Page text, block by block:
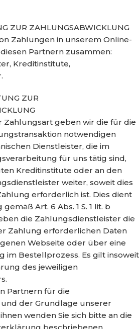
ZUR ZAHLUNGSABWICKLUNG
Zahlungen in unserem Online-
Partnern zusammen:
Kreditinstitute,
ZUR
Zahlungsart geben wir die für die
notwendigen
Dienstleister, die im
für uns tätig sind,
Kreditinstitute oder an den
weiter, soweit dies
erforderlich ist. Dies dient
Art. 6 Abs. 1 S. 1 lit. b
die Zahlungsdienstleister die
Zahlung erforderlichen Daten
Webseite oder über eine
im Bestellprozess. Es gilt insoweit
des jeweiligen
Partnern für die
der Grundlage unserer
wenden Sie sich bitte an die